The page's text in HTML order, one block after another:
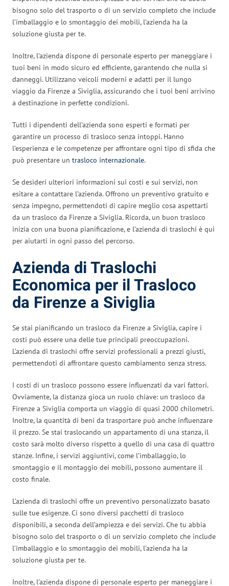
bisogno solo del trasporto o di un servizio completo che include
l’imballaggio e lo smontaggio dei mobili, l’azienda ha la
soluzione giusta per te.
Inoltre, l’azienda dispone di personale esperto per maneggiare i
tuoi beni in modo sicuro ed efficiente, garantendo che nulla si
danneggi. Utilizzano veicoli moderni e adatti per il lungo
viaggio da Firenze a Siviglia, assicurando che i tuoi beni arrivino
a destinazione in perfette condizioni.
Tutti i dipendenti dell’azienda sono esperti e formati per
garantire un processo di trasloco senza intoppi. Hanno
l’esperienza e le competenze per affrontare ogni tipo di sfida che
può presentare un trasloco internazionale.
Se desideri ulteriori informazioni sui costi e sui servizi, non
esitare a contattare l’azienda. Offrono un preventivo gratuito e
senza impegno, permettendoti di capire meglio cosa aspettarti
da un trasloco da Firenze a Siviglia. Ricorda, un buon trasloco
inizia con una buona pianificazione, e l’azienda di traslochi è qui
per aiutarti in ogni passo del percorso.
Azienda di Traslochi
Economica per il Trasloco
da Firenze a Siviglia
Se stai pianificando un trasloco da Firenze a Siviglia, capire i
costi può essere una delle tue principali preoccupazioni.
L’azienda di traslochi offre servizi professionali a prezzi giusti,
permettendoti di affrontare questo cambiamento senza stress.
I costi di un trasloco possono essere influenzati da vari fattori.
Ovviamente, la distanza gioca un ruolo chiave: un trasloco da
Firenze a Siviglia comporta un viaggio di quasi 2000 chilometri.
Inoltre, la quantità di beni da trasportare può anche influenzare
il prezzo. Se stai traslocando un appartamento di una stanza, il
costo sarà molto diverso rispetto a quello di una casa di quattro
stanze. Infine, i servizi aggiuntivi, come l’imballaggio, lo
smontaggio e il montaggio dei mobili, possono aumentare il
costo finale.
L’azienda di traslochi offre un preventivo personalizzato basato
sulle tue esigenze. Ci sono diversi pacchetti di trasloco
disponibili, a seconda dell’ampiezza e dei servizi. Che tu abbia
bisogno solo del trasporto o di un servizio completo che include
l’imballaggio e lo smontaggio dei mobili, l’azienda ha la
soluzione giusta per te.
Inoltre, l’azienda dispone di personale esperto per maneggiare i